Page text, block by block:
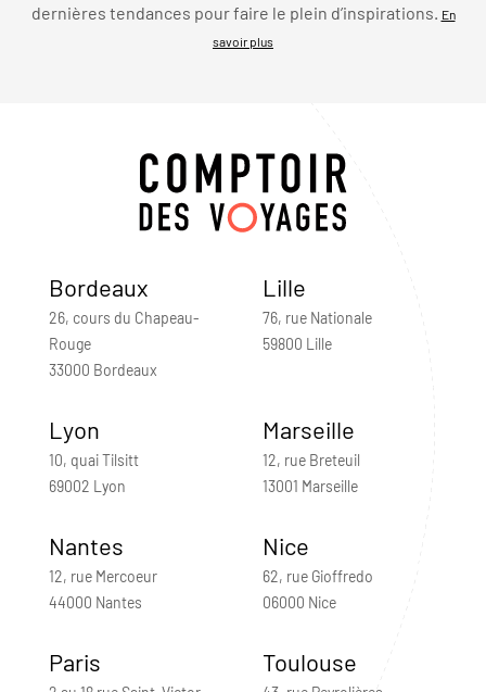
dernières tendances pour faire le plein d’inspirations.
En
savoir plus
Bordeaux
26, cours du Chapeau-
Rouge
33000 Bordeaux
Lille
76, rue Nationale
59800 Lille
Lyon
10, quai Tilsitt
69002 Lyon
Marseille
12, rue Breteuil
13001 Marseille
Nantes
12, rue Mercoeur
44000 Nantes
Nice
62, rue Gioffredo
06000 Nice
Paris Toulouse